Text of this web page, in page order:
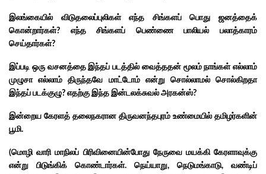
இலங்கையில் விடுதலைப்புலிகள் எந்த சிங்களப் பொது ஜனத்தைக்
கொன்றார்கள்? எந்த சிங்களப் பெண்ணை பாலியல் பலாத்காரம்
செய்தார்கள்?
இப்படி ஒரு வசனத்தை இந்தப் படத்தில் வைத்ததன் மூலம் நாங்கள் எல்லாம்
முழுசா எல்லாம் திருந்தவே மாட்டோம் என்று சொல்லாமல் சொல்கிறதா
இந்தப் படக்குழு? எதற்கு இந்த இன்டலக்சுவல் அரகன்ஸ்?
இன்றைய கேரளத் தலைநகரான திருவனந்தபுரம் உண்மையில் தமிழர்களின்
பூமி.
(மொழி வாரி மாநிலப் பிரிவினையின்போது நேருவை மயக்கி கேரளாவுக்கு
என்று பிடுங்கிக் கொண்டார்கள். நெய்யாறு, நெடுமங்காடு, வண்டிப்